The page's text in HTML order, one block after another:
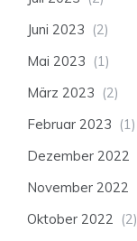
Juni 2023 (2)
Mai 2023 (1)
März 2023 (2)
Februar 2023 (1)
Dezember 2022
November 2022
Oktober 2022 (2)